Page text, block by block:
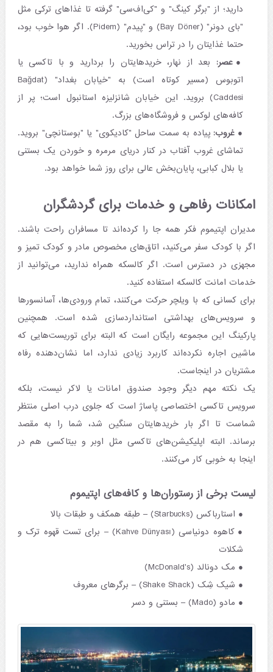
دارید؛ از "برگر کینگ" و "کی‌اف‌سی" گرفته تا غذاهای ترکی مثل
"بای دونر" (Bay Döner) و "پیدم" (Pidem). اگر هوا خوب بود،
حتما غذایتان را در تراس بخورید.
عصر: بعد از نهار، خریدهایتان را بردارید و با تاکسی یا
اتوبوس (مسیر کوتاه است) به "خیابان بغداد" (Bağdat
Caddesi) بروید. این خیابان شانزلیزه استانبول است؛ پر از
کافه‌های لوکس و فروشگاه‌های بزرگ.
غروب: پیاده به سمت ساحل "کادیکوی" یا "بوستانچی" بروید.
تماشای غروب آفتاب در کنار دریای مرمره و خوردن یک بستنی
یا بلال کبابی، پایان‌بخش عالی برای روز شما خواهد بود.
امکانات رفاهی و خدمات برای گردشگران
مدیران اپتیموم فکر همه جا را کرده‌اند تا مسافران راحت باشند.
اگر با کودک سفر می‌کنید، اتاق‌های مخصوص مادر و کودک تمیز و
مجهزی در دسترس است. اگر کالسکه همراه ندارید، می‌توانید از
خدمات امانت کالسکه استفاده کنید.
برای کسانی که با ویلچر حرکت می‌کنند، تمام ورودی‌ها، آسانسورها
و سرویس‌های بهداشتی استانداردسازی شده است. همچنین
پارکینگ این مجموعه رایگان است که البته برای توریست‌هایی که
ماشین اجاره نکرده‌اند کاربرد زیادی ندارد، اما نشان‌دهنده رفاه
مشتریان در اینجاست.
یک نکته مهم دیگر وجود صندوق امانات یا لاکر نیست، بلکه
سرویس تاکسی اختصاصی پاساژ است که جلوی درب اصلی منتظر
شماست تا اگر بار خریدهایتان سنگین شد، شما را به مقصد
برساند. البته اپلیکیشن‌های تاکسی مثل اوبر و بیتاکسی هم در
اینجا به خوبی کار می‌کنند.
لیست برخی از رستوران‌ها و کافه‌های اپتیموم
استارباکس (Starbucks) – طبقه همکف و طبقات بالا
کاهوه دونیاسی (Kahve Dünyası) – برای تست قهوه ترک و
شکلات
مک دونالد (McDonald's)
شیک شِک (Shake Shack) – برگرهای معروف
مادو (Mado) – بستنی و دسر